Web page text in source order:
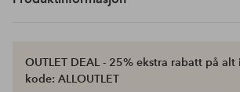
OUTLET DEAL - 25% ekstra rabatt på
kode: ALLOUTLET